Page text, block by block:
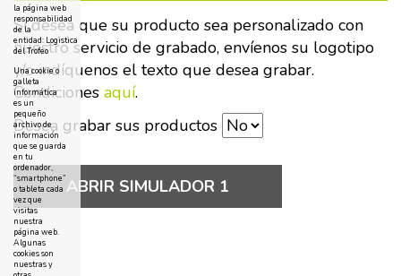
Si desea que su producto sea personalizado con
nuestro servicio de grabado, envíenos su logotipo
y/o indíquenos el texto que desea grabar.
Condiciones aquí.
Desea grabar sus productos
ABRIR SIMULADOR 1
la página web
responsabilidad
de la
entidad: Logistica
del Trofeo
Una cookie o
galleta
informática
es un
pequeño
archivo de
información
que se guarda
en tu
ordenador,
“smartphone”
o tableta cada
vez que
visitas
nuestra
página web.
Algunas
cookies son
nuestras y